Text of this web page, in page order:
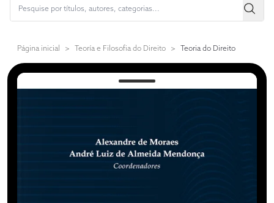
Página inicial > Teoría e Filosofia do Direito > Teoria do Direito